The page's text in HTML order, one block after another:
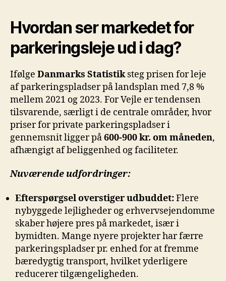
Hvordan ser markedet for
parkeringsleje ud i dag?
Ifølge Danmarks Statistiksteg prisen for leje
af parkeringspladser på landsplan med 7,8 %
mellem 2021 og 2023. For Vejle er tendensen
tilsvarende, særligt i de centrale områder, hvor
priser for private parkeringspladser i
gennemsnit ligger på600-900 kr. om måneden,
afhængigt af beliggenhed og faciliteter.
Nuværende udfordringer:
Efterspørgsel overstiger udbuddet:Flere
nybyggede lejligheder og erhvervsejendomme
skaber højere pres på markedet, især i
bymidten. Mange nyere projekter har færre
parkeringspladser pr. enhed for at fremme
bæredygtig transport, hvilket yderligere
reducerer tilgængeligheden.